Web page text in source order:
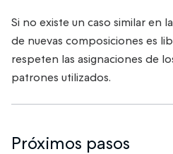
Si no existe un caso similar en
de nuevas composiciones es
respeten las asignaciones de
patrones utilizados.
Próximos pasos